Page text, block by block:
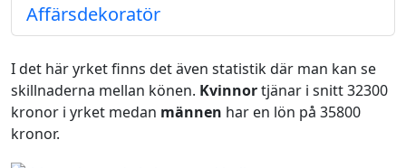
Affärsdekoratör
I det här yrket finns det även statistik där man kan se
skillnaderna mellan könen. Kvinnortjänar i snitt 32300
kronor i yrket medan männen har en lön på 35800
kronor.